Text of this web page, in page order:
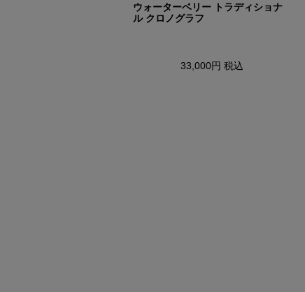
ウォーターベリー トラディショナ
ル クロノグラフ
33,000円 税込